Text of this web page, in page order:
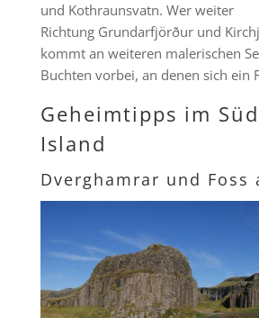
und Kothraunsvatn. Wer weiter
Richtung Grundarfjörður und
kommt an weiteren malerischen
Buchten vorbei, an denen sich ein
Geheimtipps im
Island
Dverghamrar und Foss